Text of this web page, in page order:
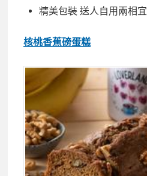
精美包裝 送人自用兩相宜
核桃香蕉磅蛋糕